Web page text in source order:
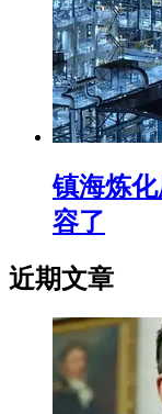
镇海炼
容了
近期文章